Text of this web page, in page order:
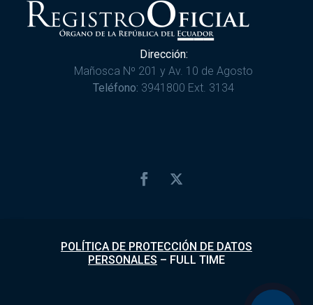
Dirección:
Mañosca Nº 201 y Av. 10 de Agosto
Teléfono: 3941800 Ext. 3134
POLÍTICA DE PROTECCIÓN DE DATOS
PERSONALES – FULL TIME